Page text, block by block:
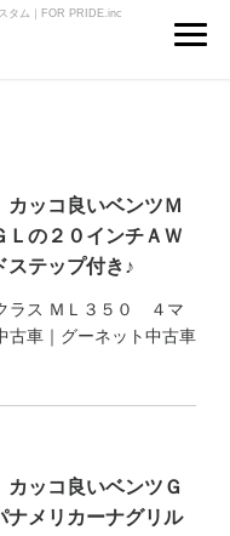
タム｜FOR PRIDE.inc
カッコ良いベンツＭ
Ｌの２０インチＡＷ
ステップ付き♪
ラス ＭＬ３５０ ４マ
車｜グーネット中古車
カッコ良いベンツＧ
ナメリカーナグリル